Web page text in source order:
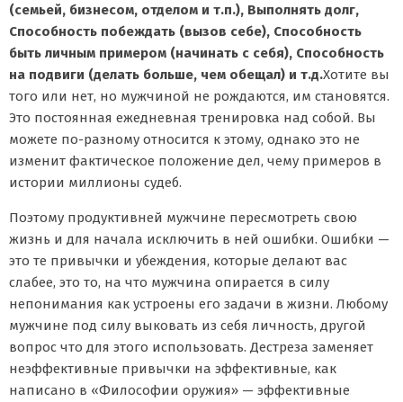
(семьей, бизнесом, отделом и т.п.), Выполнять долг,
Способность побеждать (вызов себе), Способность
быть личным примером (начинать с себя), Способность
на подвиги (делать больше, чем обещал) и т.д.Хотите вы
того или нет, но мужчиной не рождаются, им становятся.
Это постоянная ежедневная тренировка над собой. Вы
можете по-разному относится к этому, однако это не
изменит фактическое положение дел, чему примеров в
истории миллионы судеб.
Поэтому продуктивней мужчине пересмотреть свою
жизнь и для начала исключить в ней ошибки. Ошибки —
это те привычки и убеждения, которые делают вас
слабее, это то, на что мужчина опирается в силу
непонимания как устроены его задачи в жизни. Любому
мужчине под силу выковать из себя личность, другой
вопрос что для этого использовать. Дестреза заменяет
неэффективные привычки на эффективные, как
написано в «Философии оружия» — эффективные